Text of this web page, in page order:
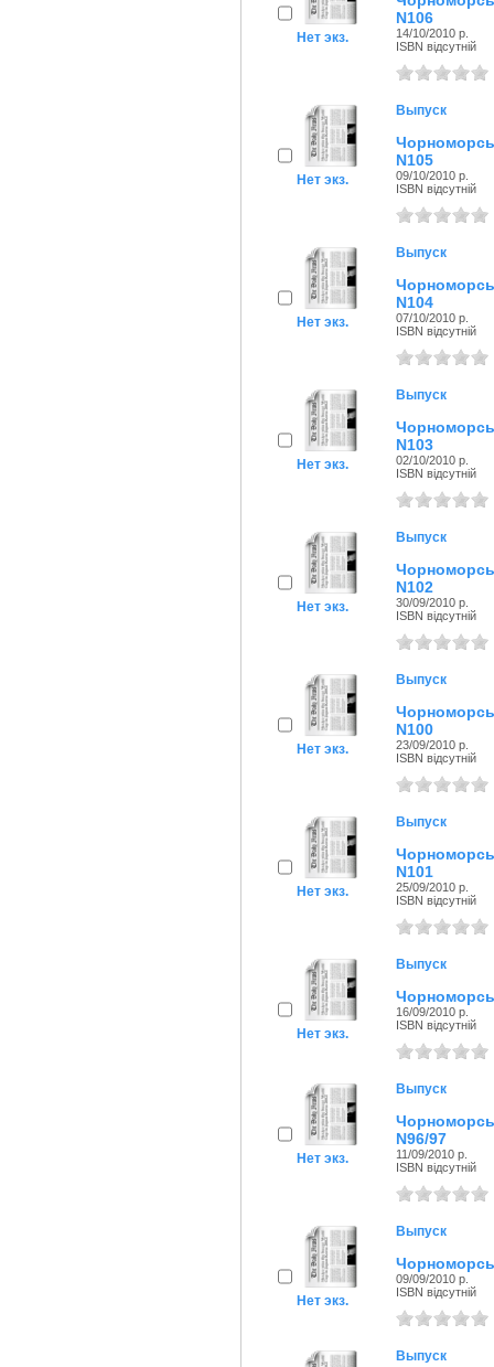
Нет экз.
N106
14/10/2010 р.
ISBN відсутній
Нет экз.
Выпуск
N105
09/10/2010 р.
ISBN відсутній
Нет экз.
Выпуск
N104
07/10/2010 р.
ISBN відсутній
Нет экз.
Выпуск
N103
02/10/2010 р.
ISBN відсутній
Нет экз.
Выпуск
N102
30/09/2010 р.
ISBN відсутній
Нет экз.
Выпуск
N100
23/09/2010 р.
ISBN відсутній
Нет экз.
Выпуск
N101
25/09/2010 р.
ISBN відсутній
Нет экз.
Выпуск
16/09/2010 р.
ISBN відсутній
Нет экз.
Выпуск
N96/97
11/09/2010 р.
ISBN відсутній
Нет экз.
Выпуск
09/09/2010 р.
ISBN відсутній
Выпуск